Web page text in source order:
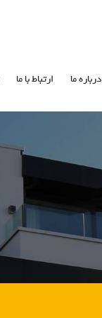
درباره ما ارتباط با ما